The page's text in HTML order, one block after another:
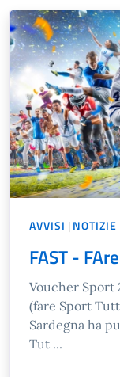
AVVISI |NOTIZIE
FAST -
Voucher Sport
(fare Sport
Sardegna ha
Tut ...